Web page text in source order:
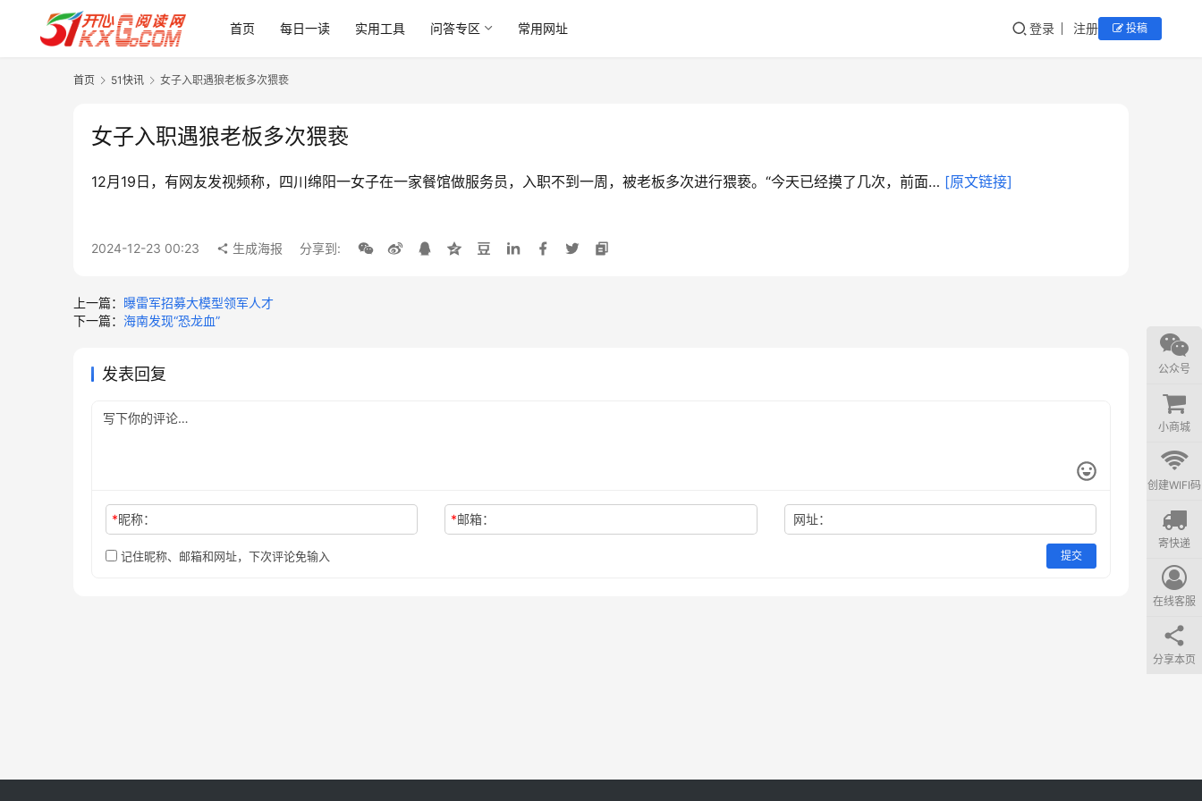
首页 每日一读 实用工具 问答专区 常用网址 登录 注册 投稿
首页 51快讯 女子入职遇狼老板多次猥亵
女子入职遇狼老板多次猥亵
12月19日，有网友发视频称，四川绵阳一女子在一家餐馆做服务员，入职不到一周，被老板多次进行猥亵。“今天已经摸了几次，前面… [原文链接]
2024-12-23 00:23 生成海报 分享到:
上一篇： 曝雷军招募大模型领军人才
下一篇： 海南发现“恐龙血”
发表回复
*昵称： *邮箱： 网址：
记住昵称、邮箱和网址，下次评论免输入 提交
公众号
小商城
创建WIFI码
寄快递
在线客服
分享本页